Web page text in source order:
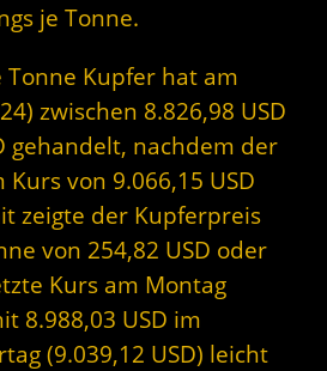
je Tonne.
Tonne Kupfer hat am
zwischen 8.826,98 USD
gehandelt, nachdem der
von 9.066,15 USD
zeigte der Kupferpreis
von 254,82 USD oder
Kurs am Montag
8.988,03 USD im
(9.039,12 USD) leicht